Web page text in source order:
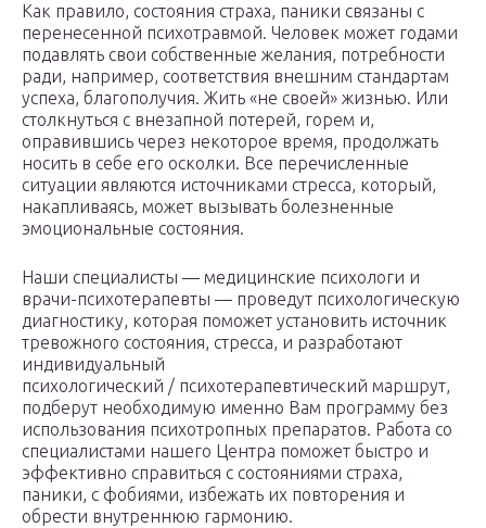
Как правило, состояния страха, паники связаны с
перенесенной психотравмой. Человек может годами
подавлять свои собственные желания, потребности
ради, например, соответствия внешним стандартам
успеха, благополучия. Жить «не своей» жизнью. Или
столкнуться с внезапной потерей, горем и,
оправившись через некоторое время, продолжать
носить в себе его осколки. Все перечисленные
ситуации являются источниками стресса, который,
накапливаясь, может вызывать болезненные
эмоциональные состояния.
Наши специалисты — медицинские психологи и
врачи-психотерапевты — проведут психологическую
диагностику, которая поможет установить источник
тревожного состояния, стресса, и разработают
индивидуальный
психологический / психотерапевтический маршрут,
подберут необходимую именно Вам программу без
использования психотропных препаратов. Работа со
специалистами нашего Центра поможет быстро и
эффективно справиться с состояниями страха,
паники, с фобиями, избежать их повторения и
обрести внутреннюю гармонию.